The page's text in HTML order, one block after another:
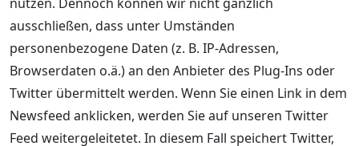
ausschließen, dass unter Umständen
personenbezogene Daten (z. B. IP-Adressen,
Browserdaten o.ä.) an den Anbieter des Plug-Ins oder
Twitter übermittelt werden. Wenn Sie einen Link in dem
Newsfeed anklicken, werden Sie auf unseren Twitter
Feed weitergeleitetet. In diesem Fall speichert Twitter,